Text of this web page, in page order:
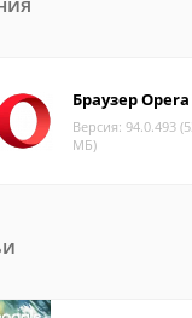
Браузер Opera
Версия: 94.0.493
МБ)